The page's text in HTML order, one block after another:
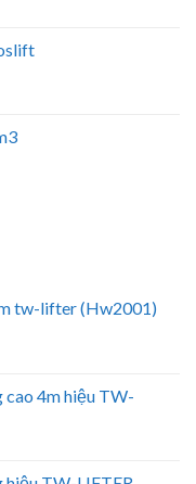
tw-lifter (Hw2001)
cao 4m hiệu TW-